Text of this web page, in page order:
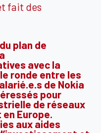
fait des
plan de
avec la
ronde entre les
de Nokia
pour
de réseaux
Europe.
aux aides